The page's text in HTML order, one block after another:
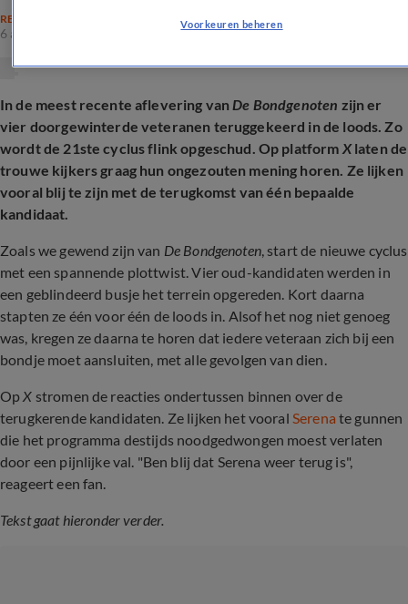
REALITY
6 aug 2025, 21:16
In de meest recente aflevering vanDe Bondgenoten zijn er
vier doorgewinterde veteranen teruggekeerd in de loods. Zo
wordt de 21ste cyclus flink opgeschud. Op platform Xlaten de
trouwe kijkers graag hun ongezouten mening horen. Ze lijken
vooral blij te zijn met de terugkomst van één bepaalde
kandidaat.
Zoals we gewend zijn van De Bondgenoten, start de nieuwe cyclus
met een spannende plottwist. Vier oud-kandidaten werden in
een geblindeerd busje het terrein opgereden. Kort daarna
stapten ze één voor één de loods in. Alsof het nog niet genoeg
was, kregen ze daarna te horen dat iedere veteraan zich bij een
bondje moet aansluiten, met alle gevolgen van dien.
OpX stromen de reacties ondertussen binnen over de
terugkerende kandidaten. Ze lijken het vooral Serena te gunnen
die het programma destijds noodgedwongen moest verlaten
door een pijnlijke val. "Ben blij dat Serena weer terug is",
reageert een fan.
Tekst gaat hieronder verder.
Voorkeuren beheren